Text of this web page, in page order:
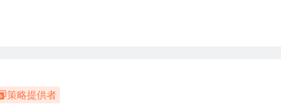
策略提供者